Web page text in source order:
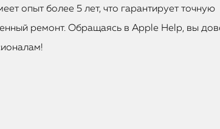
опыт более 5 лет, что гарантирует точную
ремонт. Обращаясь в Apple Help, вы